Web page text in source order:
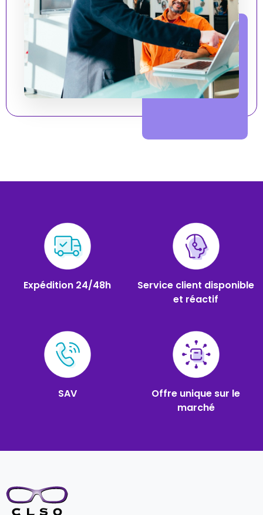
Expédition 24/48h
Service client disponible
et réactif
SAV
Offre unique sur le
marché